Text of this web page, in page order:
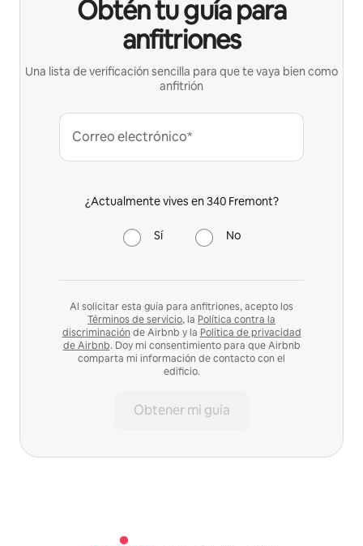
Obtén tu guía para
anfitriones
Una lista de verificación sencilla para que te vaya bien como
anfitrión
Correo electrónico*
¿Actualmente vives en 340 Fremont?
Sí No
Al solicitar esta guía para anfitriones, acepto los
Términos de servicio, la Política contra la
discriminación de Airbnb y la Política de privacidad
de Airbnb. Doy mi consentimiento para que Airbnb
comparta mi información de contacto con el
edificio.
Obtener mi guía